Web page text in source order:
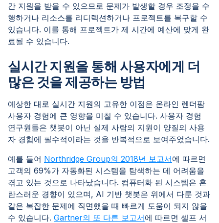
간 지원을 받을 수 있으므로 문제가 발생할 경우 조정을 수
행하거나 리소스를 리디렉션하거나 프로젝트를 복구할 수
있습니다. 이를 통해 프로젝트가 제 시간에 예산에 맞게 완
료될 수 있습니다.
실시간 지원을 통해 사용자에게 더
많은 것을 제공하는 방법
예상한 대로 실시간 지원의 고유한 이점은 온라인 렌더팜
사용자 경험에 큰 영향을 미칠 수 있습니다. 사용자 경험
연구원들은 챗봇이 아닌 실제 사람의 지원이 양질의 사용
자 경험에 필수적이라는 것을 반복적으로 보여주었습니다.
예를 들어 Northridge Group의 2018년 보고서에 따르면
고객의 69%가 자동화된 시스템을 탐색하는 데 어려움을
겪고 있는 것으로 나타났습니다. 컴퓨터화 된 시스템은 혼
란스러운 경향이 있으며, AI 기반 챗봇은 위에서 다룬 것과
같은 복잡한 문제에 직면했을 때 빠르게 도움이 되지 않을
수 있습니다. Gartner의 또 다른 보고서에 따르면 셀프 서